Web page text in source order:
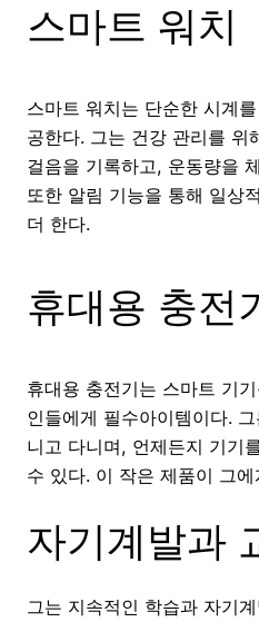
스마트 워치
스마트 워치는 단순한 시계
공한다. 그는 건강 관리를 위
걸음을 기록하고, 운동량을
또한 알림 기능을 통해 일상
더 한다.
휴대용 충전
휴대용 충전기는 스마트 기
인들에게 필수아이템이다.
니고 다니며, 언제든지 기기
수 있다. 이 작은 제품이 그
자기계발과
그는 지속적인 학습과 자기